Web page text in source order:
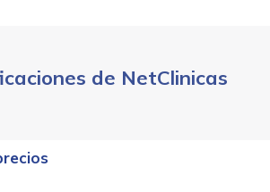
de NetClinicas